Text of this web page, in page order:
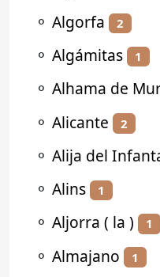
⚬ Algorfa 2
⚬ Algámitas 1
⚬ Alhama de
⚬ Alicante 2
⚬ Alija del
⚬ Alins 1
⚬ Aljorra ( la ) 1
⚬ Almajano 1